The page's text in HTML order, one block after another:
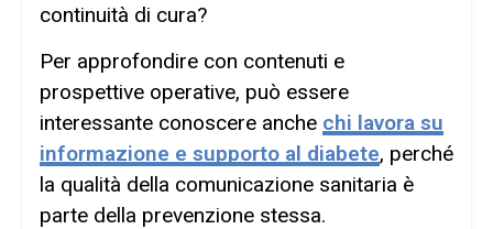
continuità di cura?
Per approfondire con contenuti e
prospettive operative, può essere
interessante conoscere anche chi lavora su
informazione e supporto al diabete, perché
la qualità della comunicazione sanitaria è
parte della prevenzione stessa.